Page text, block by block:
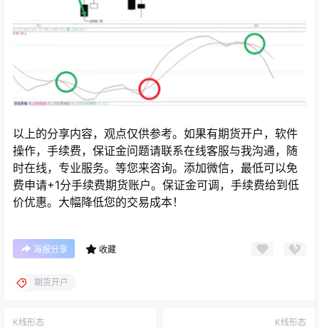
以上的分享内容，观点仅供参考。如果有期货开户，软件
操作，手续费，保证金问题请联系在线客服与我沟通，随
时在线，专业服务。等您来咨询。添加微信，最低可以免
费申请+1分手续费期货账户。保证金可调，手续费给到低
价优惠。大幅降低您的交易成本！
海报分享 收藏
期货开户
K线形态 K线形态